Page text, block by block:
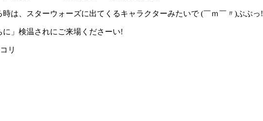
は、スターウォーズに出てくるキャラクターみたいで (￣ｍ￣〃)ぷぷっ!
」検温されにご来場くださーい!
リ